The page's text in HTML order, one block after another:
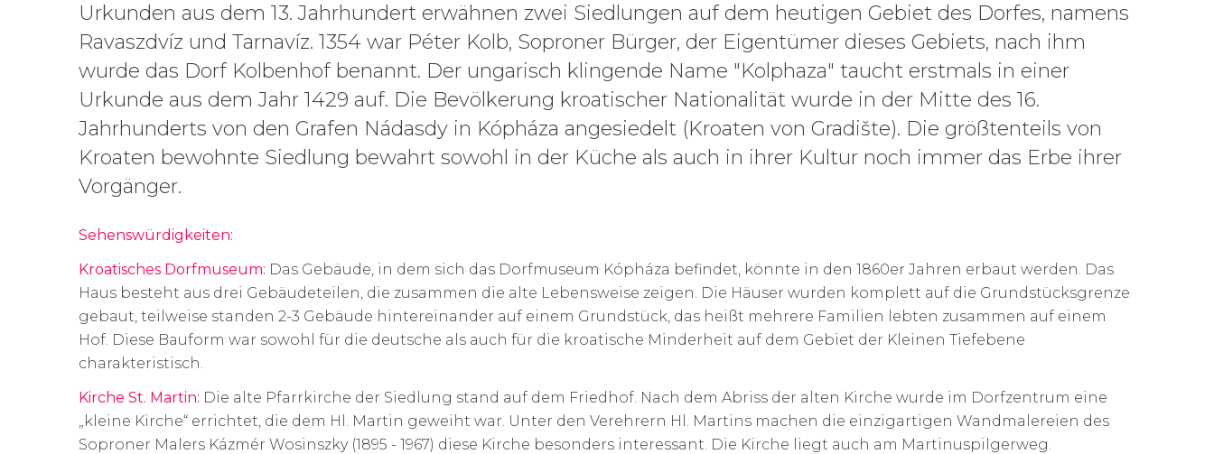
Urkunden aus dem 13. Jahrhundert erwähnen zwei Siedlungen auf dem heutigen Gebiet des Dorfes, namens
Ravaszdvíz und Tarnavíz. 1354 war Péter Kolb, Soproner Bürger, der Eigentümer dieses Gebiets, nach ihm
wurde das Dorf Kolbenhof benannt. Der ungarisch klingende Name "Kolphaza" taucht erstmals in einer
Urkunde aus dem Jahr 1429 auf. Die Bevölkerung kroatischer Nationalität wurde in der Mitte des 16.
Jahrhunderts von den Grafen Nádasdy in Kópháza angesiedelt (Kroaten von Gradište). Die größtenteils von
Kroaten bewohnte Siedlung bewahrt sowohl in der Küche als auch in ihrer Kultur noch immer das Erbe ihrer
Vorgänger.
Sehenswürdigkeiten:
Kroatisches Dorfmuseum: Das Gebäude, in dem sich das Dorfmuseum Kópháza befindet, könnte in den 1860er Jahren erbaut werden. Das
Haus besteht aus drei Gebäudeteilen, die zusammen die alte Lebensweise zeigen. Die Häuser wurden komplett auf die Grundstücksgrenze
gebaut, teilweise standen 2-3 Gebäude hintereinander auf einem Grundstück, das heißt mehrere Familien lebten zusammen auf einem
Hof. Diese Bauform war sowohl für die deutsche als auch für die kroatische Minderheit auf dem Gebiet der Kleinen Tiefebene
charakteristisch.
Kirche St. Martin: Die alte Pfarrkirche der Siedlung stand auf dem Friedhof. Nach dem Abriss der alten Kirche wurde im Dorfzentrum eine
„kleine Kirche“ errichtet, die dem Hl. Martin geweiht war. Unter den Verehrern Hl. Martins machen die einzigartigen Wandmalereien des
Soproner Malers Kázmér Wosinszky (1895 - 1967) diese Kirche besonders interessant. Die Kirche liegt auch am Martinuspilgerweg.